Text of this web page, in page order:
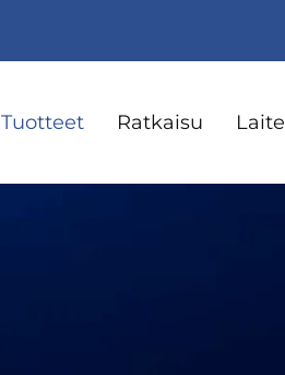
Tuotteet Ratkaisu Laite